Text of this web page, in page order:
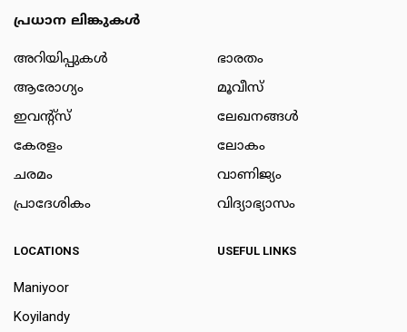
പ്രധാന ലിങ്കുകൾ
അറിയിപ്പുകള്‍
ആരോഗ്യം
ഇവന്റ്സ്
കേരളം
ചരമം
പ്രാദേശികം
ഭാരതം
മൂവീസ്
ലേഖനങ്ങള്‍
ലോകം
വാണിജ്യം
വിദ്യാഭ്യാസം
LOCATIONS
Maniyoor
Koyilandy
USEFUL LINKS